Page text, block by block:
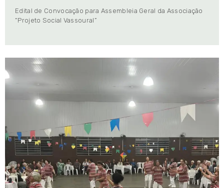
Edital de Convocação para Assembleia Geral da Associação
“Projeto Social Vassoural”